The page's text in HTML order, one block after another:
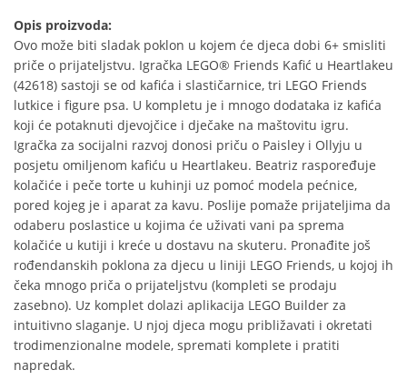
Opis proizvoda:
Ovo može biti sladak poklon u kojem će djeca dobi 6+ smisliti
priče o prijateljstvu. Igračka LEGO® Friends Kafić u Heartlakeu
(42618) sastoji se od kafića i slastičarnice, tri LEGO Friends
lutkice i figure psa. U kompletu je i mnogo dodataka iz kafića
koji će potaknuti djevojčice i dječake na maštovitu igru.
Igračka za socijalni razvoj donosi priču o Paisley i Ollyju u
posjetu omiljenom kafiću u Heartlakeu. Beatriz raspoređuje
kolačiće i peče torte u kuhinji uz pomoć modela pećnice,
pored kojeg je i aparat za kavu. Poslije pomaže prijateljima da
odaberu poslastice u kojima će uživati vani pa sprema
kolačiće u kutiji i kreće u dostavu na skuteru. Pronađite još
rođendanskih poklona za djecu u liniji LEGO Friends, u kojoj ih
čeka mnogo priča o prijateljstvu (kompleti se prodaju
zasebno). Uz komplet dolazi aplikacija LEGO Builder za
intuitivno slaganje. U njoj djeca mogu približavati i okretati
trodimenzionalne modele, spremati komplete i pratiti
napredak.